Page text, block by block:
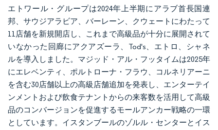
エトワール・グループは2024年上半期にアラブ首長国連
邦、サウジアラビア、バーレーン、クウェートにわたって
11店舗を新規開店し、これまで高級品が十分に展開されて
いなかった回廊にアクアズーラ、Tod's、エトロ、シャネ
ルを導入しました。マジッド・アル・フッタイムは2025年
にエレベンティ、ポルトローナ・フラウ、コルネリアーニ
を含む30店舗以上の高級店舗追加を発表し、エンターテイ
ンメントおよび飲食テナントからの来客数を活用して高級
品のコンバージョンを促進するモールアンカー戦略の一環
としています。イスタンブールのゾルル・センターとイス